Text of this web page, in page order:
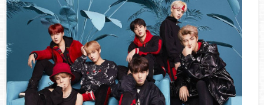
BTS(防弾少年団)ジョングクがコロナクラスター発生の梨泰院
で食事！？検査の結果は「陰性」事務所が公式謝罪
BTS(防弾少年団)ジョングクと熱愛疑惑のあるミジュが妊
娠！？ジョングクの子供なの？【徹底調査】